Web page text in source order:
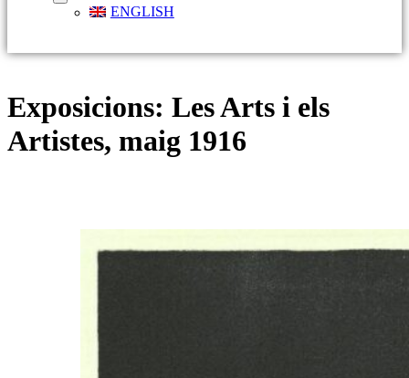
ENGLISH
Exposicions: Les Arts i els
Artistes, maig 1916